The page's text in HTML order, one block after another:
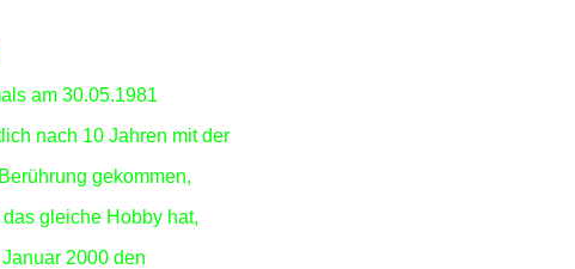
am 30.05.1981
nach 10 Jahren mit der
gekommen,
gleiche Hobby hat,
2000 den